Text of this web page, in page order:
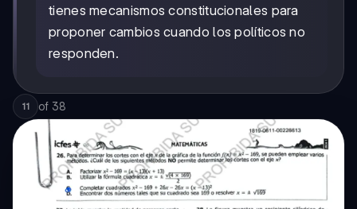
tienes mecanismos constitucionales para
proponer cambios cuando los políticos no
responden.
11 of 38